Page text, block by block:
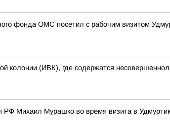
фонда ОМС посетил с рабочим визитом
колонии (ИВК), где содержатся
РФ Михаил Мурашко во время визита в